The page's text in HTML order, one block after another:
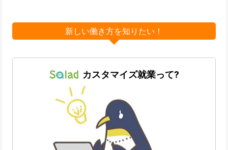
新しい働き方を知りたい！
カスタマイズ就業って?